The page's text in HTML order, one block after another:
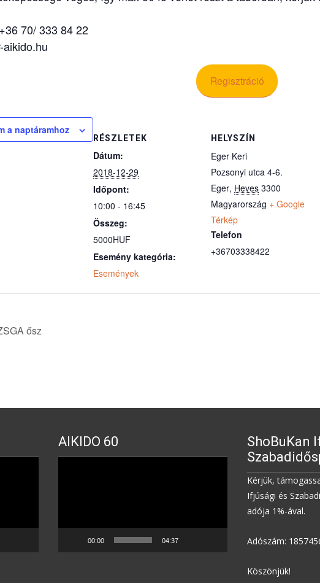
70/ 333 84 22
Regisztráció
a naptáramhoz
RÉSZLETEK
Dátum:
2018-12-29
Időpont:
10:00 - 16:45
Összeg:
5000HUF
Esemény kategória:
Események
HELYSZÍN
Eger Keri
Pozsonyi utca 4-6.
Eger, Heves 3300
Magyarország + Google
Térkép
Telefon
+36703338422
ősz
AIKIDO 60
00:00 04:37
ShoBuKan
Kérjük,
Ifjúsági és
adója 1%-ával.
Adószám:
Köszönjük!